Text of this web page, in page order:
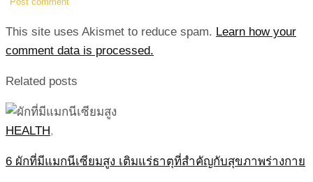
This site uses Akismet to reduce spam. Learn how your
comment data is processed.
Related posts
HEALTH,
6 ผักที่มีแมกนีเซียมสูง เติมแร่ธาตุที่สำคัญกับสุขภาพร่างกาย